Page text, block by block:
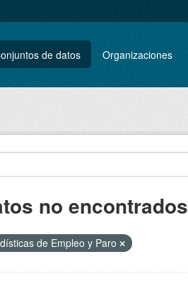
de datos Organizaciones
no encontrados
de Empleo y Paro